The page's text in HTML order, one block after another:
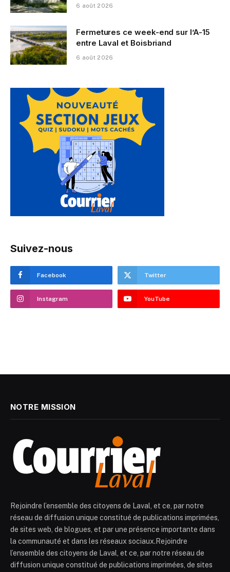
6 août 2026
Fermetures ce week-end sur l’A-15
entre Laval et Boisbriand
6 août 2026
Suivez-nous
Facebook Twitter
Instagram YouTube
NOTRE MISSION
Rejoindre l’ensemble des citoyens de Laval, et ce, par notre
réseau de diffusion unique constitué de publications imprimées,
de sites web, de blogues, et par une présence importante dans
la communauté et dans les réseaux sociaux.Rejoindre
l’ensemble des citoyens de Laval, et ce, par notre réseau de
diffusion unique constitué de publications imprimées, de sites